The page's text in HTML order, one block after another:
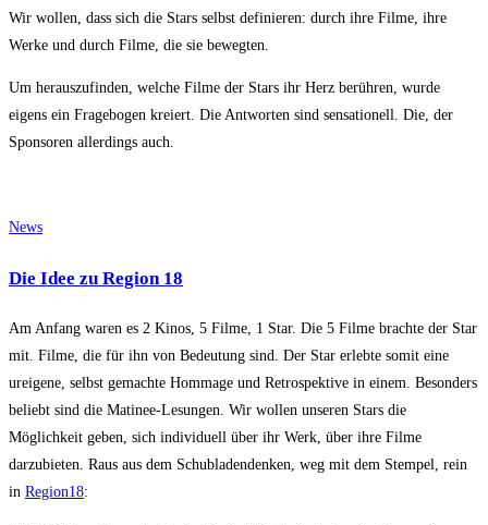
Wir wollen, dass sich die Stars selbst definieren: durch ihre Filme, ihre
Werke und durch Filme, die sie bewegten.
Um herauszufinden, welche Filme der Stars ihr Herz berühren, wurde
eigens ein Fragebogen kreiert. Die Antworten sind sensationell. Die, der
Sponsoren allerdings auch.
News
Die Idee zu Region 18
Am Anfang waren es 2 Kinos, 5 Filme, 1 Star. Die 5 Filme brachte der Star
mit. Filme, die für ihn von Bedeutung sind. Der Star erlebte somit eine
ureigene, selbst gemachte Hommage und Retrospektive in einem. Besonders
beliebt sind die Matinee-Lesungen. Wir wollen unseren Stars die
Möglichkeit geben, sich individuell über ihr Werk, über ihre Filme
darzubieten. Raus aus dem Schubladendenken, weg mit dem Stempel, rein
in Region18: